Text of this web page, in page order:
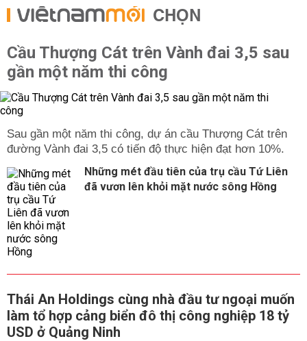
CHỌN
Cầu Thượng Cát trên Vành đai 3,5 sau
gần một năm thi công
Sau gần một năm thi công, dự án cầu Thượng Cát trên
đường Vành đai 3,5 có tiến độ thực hiện đạt hơn 10%.
Những mét đầu tiên của trụ cầu Tứ Liên
đã vươn lên khỏi mặt nước sông Hồng
Thái An Holdings cùng nhà đầu tư ngoại muốn
làm tổ hợp cảng biển đô thị công nghiệp 18 tỷ
USD ở Quảng Ninh